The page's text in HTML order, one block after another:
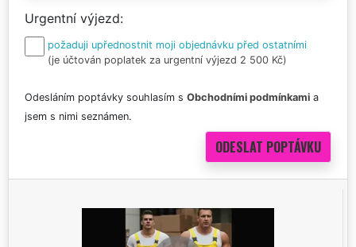
Urgentní výjezd
požaduji upřednostnit moji objednávku před ostatními
(je účtován poplatek za urgentní výjezd 2 500 Kč)
Odesláním poptávky souhlasím s Obchodními podmínkami a
jsem s nimi seznámen.